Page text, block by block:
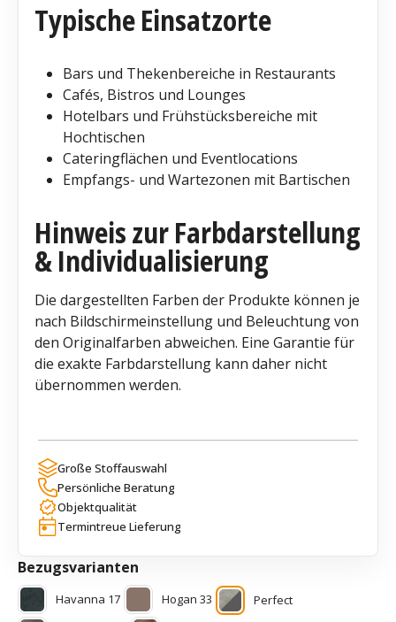
Typische Einsatzorte
Bars und Thekenbereiche in Restaurants
Cafés, Bistros und Lounges
Hotelbars und Frühstücksbereiche mit
Hochtischen
Cateringflächen und Eventlocations
Empfangs- und Wartezonen mit Bartischen
Hinweis zur Farbdarstellung
& Individualisierung
Die dargestellten Farben der Produkte können je
nach Bildschirmeinstellung und Beleuchtung von
den Originalfarben abweichen. Eine Garantie für
die exakte Farbdarstellung kann daher nicht
übernommen werden.
Große Stoffauswahl
Persönliche Beratung
Objektqualität
Termintreue Lieferung
Bezugsvarianten
Havanna 17 Hogan 33
Perfect